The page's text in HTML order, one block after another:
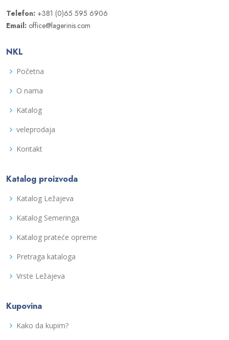
Telefon: +381 (0)65 595 6906
Email: office@lagerinis.com
NKL
Početna
O nama
Katalog
veleprodaja
Kontakt
Katalog proizvoda
Katalog Ležajeva
Katalog Semeringa
Katalog prateće opreme
Pretraga kataloga
Vrste Ležajeva
Kupovina
Kako da kupim?